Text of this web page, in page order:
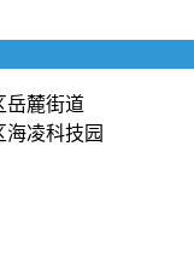
岳麓街道
凌科技园